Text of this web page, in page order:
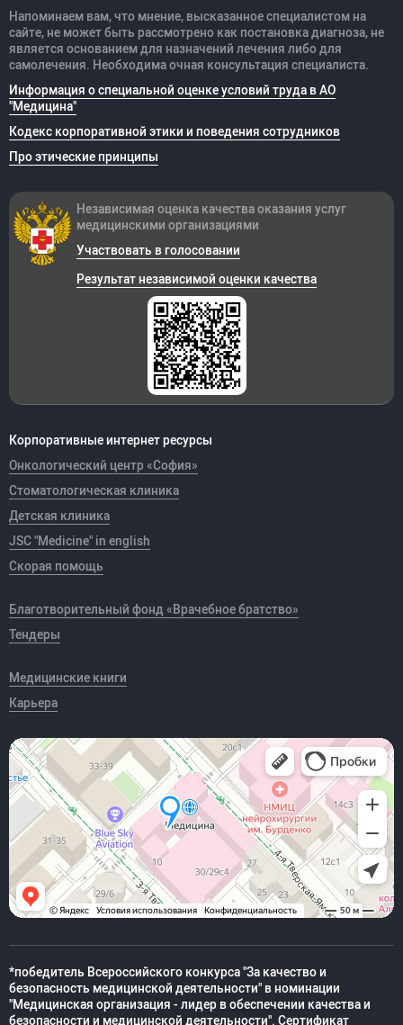
Напоминаем вам, что мнение, высказанное специалистом на
сайте, не может быть рассмотрено как постановка диагноза, не
является основанием для назначений лечения либо для
самолечения. Необходима очная консультация специалиста.
Информация о специальной оценке условий труда в АО
"Медицина"
Кодекс корпоративной этики и поведения сотрудников
Про этические принципы
Корпоративные интернет ресурсы
Онкологический центр «София»
Стоматологическая клиника
Детская клиника
JSC "Medicine" in english
Скорая помощь
Благотворительный фонд «Врачебное братство»
Тендеры
Медицинские книги
Карьера
Независимая оценка качества оказания услуг
медицинскими организациями
Участвовать в голосовании
Результат независимой оценки качества
*победитель Всероссийского конкурса "За качество и
безопасность медицинской деятельности" в номинации
"Медицинская организация - лидер в обеспечении качества и
безопасности и медицинской деятельности". Сертификат